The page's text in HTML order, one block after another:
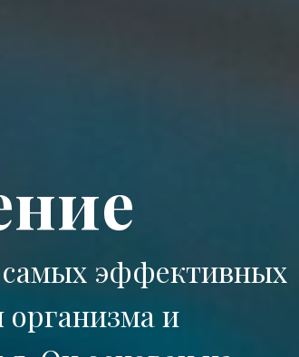
самых эффективных
организма и